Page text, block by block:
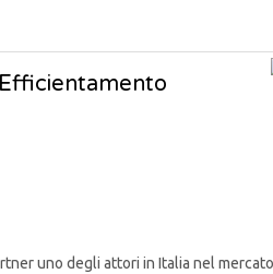
uno degli attori in Italia nel